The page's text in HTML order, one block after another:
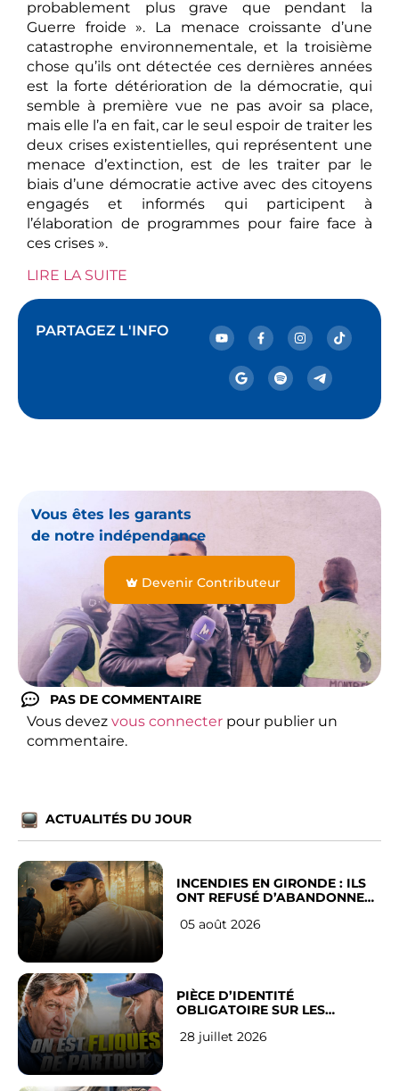
probablement plus grave que pendant la
Guerre froide ». La menace croissante d’une
catastrophe environnementale, et la troisième
chose qu’ils ont détectée ces dernières années
est la forte détérioration de la démocratie, qui
semble à première vue ne pas avoir sa place,
mais elle l’a en fait, car le seul espoir de traiter les
deux crises existentielles, qui représentent une
menace d’extinction, est de les traiter par le
biais d’une démocratie active avec des citoyens
engagés et informés qui participent à
l’élaboration de programmes pour faire face à
ces crises ».
LIRE LA SUITE
PARTAGEZ L'INFO
Vous êtes les garants
de notre indépendance
Devenir Contributeur
PAS DE COMMENTAIRE
Vous devez vous connecter pour publier un
commentaire.
ACTUALITÉS DU JOUR
INCENDIES EN GIRONDE : ILS
ONT REFUSÉ D’ABANDONNER
05 août 2026
PIÈCE D’IDENTITÉ
OBLIGATOIRE SUR LES
Français
28 juillet 2026